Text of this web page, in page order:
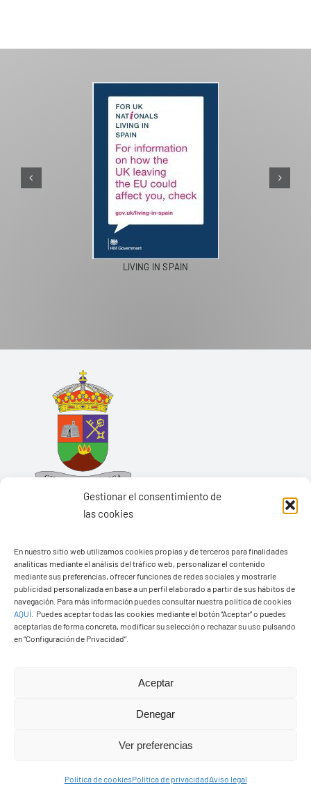
Gestionar el consentimiento de
las cookies
En nuestro sitio web utilizamos cookies propias y de terceros para finalidades
analíticas mediante el análisis del tráfico web, personalizar el contenido
mediante sus preferencias, ofrecer funciones de redes sociales y mostrarle
publicidad personalizada en base a un perfil elaborado a partir de sus hábitos de
navegación. Para más información puedes consultar nuestra política de cookies
AQUÍ
Puedes aceptar todas las cookies mediante el botón “Aceptar” o puedes
aceptarlas de forma concreta, modificar su selección o rechazar su uso pulsando
en “Configuración de Privacidad”.
Aceptar
Denegar
Ver preferencias
Política de cookiesPolítica de privacidadAviso legal
LIVING IN SPAIN
Ayuntamiento de Yaiza
Pza. de Los Remedios, 1
35570 – Yaiza
Tel:928 83 62 20
© Copyright2026 Ayuntamiento de Yaiza - Todos los